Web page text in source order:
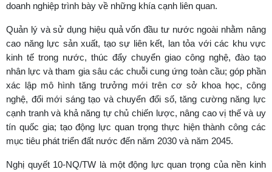
doanh nghiệp trình bày về những khía cạnh liên quan.
Quản lý và sử dụng hiệu quả vốn đầu tư nước ngoài nhằm nâng
cao năng lực sản xuất, tạo sự liên kết, lan tỏa với các khu vực
kinh tế trong nước, thúc đẩy chuyển giao công nghệ, đào tạo
nhân lực và tham gia sâu các chuỗi cung ứng toàn cầu; góp phần
xác lập mô hình tăng trưởng mới trên cơ sở khoa học, công
nghệ, đổi mới sáng tạo và chuyển đổi số, tăng cường năng lực
cạnh tranh và khả năng tự chủ chiến lược, nâng cao vị thế và uy
tín quốc gia; tạo động lực quan trọng thực hiện thành công các
mục tiêu phát triển đất nước đến năm 2030 và năm 2045.
Nghị quyết 10-NQ/TW là một động lực quan trọng của nền kinh